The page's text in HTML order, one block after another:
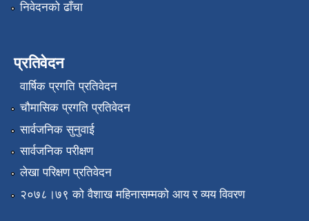
निवेदनको ढाँचा
प्रतिवेदन
वार्षिक प्रगति प्रतिवेदन
चौमासिक प्रगति प्रतिवेदन
सार्वजनिक सुनुवाई
सार्वजनिक परीक्षण
लेखा परिक्षण प्रतिवेदन
२०७८।७९ को वैशाख महिनासम्मको आय र व्यय विवरण